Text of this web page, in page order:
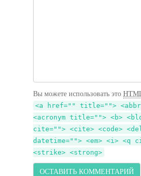
Вы можете использовать это
<a href="" title="">
<acronym title=""> <b>
cite=""> <cite> <code> <del
datetime=""> <em> <i> <q
<strike> <strong>